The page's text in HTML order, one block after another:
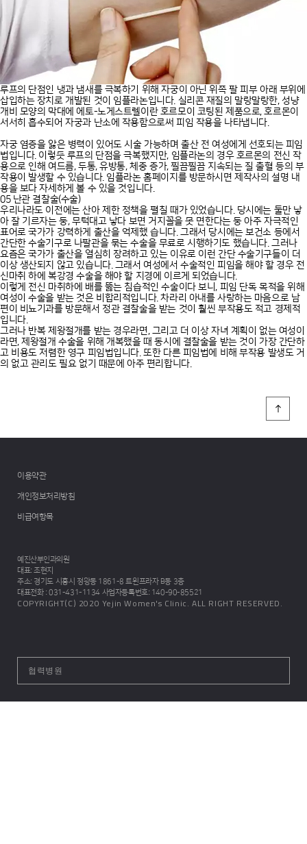
루프의 단점인 냉과 냄새를 극복하기 위해 자궁이 아닌 위쪽 팔 피부 아래 부위에
삽입하는 장치로 개발된 것이 임플라논입니다. 실리콘 재질의 말랑말랑한, 성냥
개비 모양의 막대에 에토-노게스트렐이란 호르모이 코팅된 제품으로, 호르몬이
서서히 흡수되어 자궁과 난소에 작용함으로써 피임 작용을 나타냅니다.
자궁 염증을 앓은 병력이 있어도 시술 가능하며 출산 전 여성에게 선호되는 피임
법입니다. 이렇듯 루프의 단점을 극복했지만, 임플라논의 경우 호르몬의 전신 작
용으로 인해 여드름, 두통, 유방통, 체중 증가, 찔끔찔끔 지속되는 질 출혈 등의 부
작용이 발생할 수 있습니다. 임플라논 홈페이지를 방문하시면 제작사의 설명 내
용을 보다 자세하게 볼 수 있을 것입니다.
05 난관 결찰술(수술)
우리나라도 이전에는 산아 제한 정책을 펼칠 때가 있었습니다. 당시에는 둘만 낳
아 잘 기르자는 둥, 무턱대고 낳다 보면 거지꼴을 못 면한다는 둥 아주 자극적인
표어로 국가가 강력하게 출산을 억제했 습니다. 그래서 당시에는 보건소 등에서
간단한 수술기구로 나팔관을 묶는 수술을 무료로 시행하기도 했습니다. 그러나
요즘은 국가가 출산을 열심히 장려하고 있는 이유로 이런 간단 수술기구들이 더
이상 생산되지 않고 있습니다. 그래서 여성에서 수술적인 피임을 해야 할 경우 전
신마취 하에 복강경 수술을 해야 할 지경에 이르게 되었습니다.
이렇게 전신 마취하에 배를 뚫는 침습적인 수술이다 보니, 피임 단독 목적을 위해
여성이 수술을 받는 것은 비합리적입니다. 차라리 아내를 사랑하는 마음으로 남
편이 비뇨기과를 방문해서 정관 결찰술을 받는 것이 훨씬 부작용도 적고 경제적
입니다.
그러나 반복 제왕절개를 받는 경우라면, 그리고 더 이상 자녀 계획이 없는 여성이
라면, 제왕절개 수술을 위해 개복했을 때 동시에 결찰술을 받는 것이 가장 간단하
고 비용도 저렴한 영구 피임법입니다. 또한 다른 피임법에 비해 부작용 발생도 거
의 없고 관리도 필요 없기 때문에 아주 편리합니다.
이용약관
개인정보처리방침
비급여항목
예진산부인과의원
대표: 조현지
주소: 경기도 시흥시 정왕동 1861-8 트윈프라자 B동 3층
대표전화: 031-431-1134 사업자등록번호: 140-90-85521
COPYRIGHT(C) 2020 Yejin Women's Clinic. ALL RIGHT RESERVED.
협력병원